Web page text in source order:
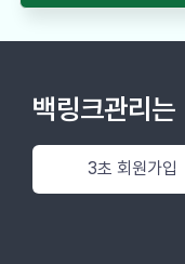
백링크관리는
3초 회원가입